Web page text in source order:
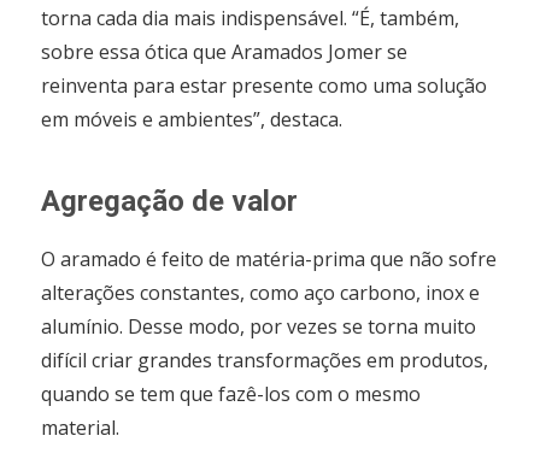
torna cada dia mais indispensável. “É, também,
sobre essa ótica que Aramados Jomer se
reinventa para estar presente como uma solução
em móveis e ambientes”, destaca.
Agregação de valor
O aramado é feito de matéria-prima que não sofre
alterações constantes, como aço carbono, inox e
alumínio. Desse modo, por vezes se torna muito
difícil criar grandes transformações em produtos,
quando se tem que fazê-los com o mesmo
material.